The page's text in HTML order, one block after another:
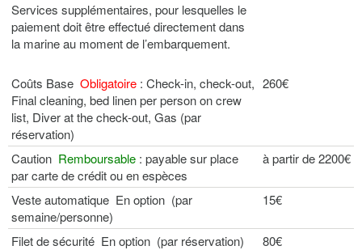
Services supplémentaires, pour lesquelles le
paiement doit être effectué directement dans
la marine au moment de l’embarquement.
Coûts Base Obligatoire : Check-in, check-out,
Final cleaning, bed linen per person on crew
list, Diver at the check-out, Gas (par
réservation)
260€
Caution Remboursable : payable sur place
par carte de crédit ou en espèces
à partir de 2200€
Veste automatique En option (par
semaine/personne)
15€
Filet de sécurité En option (par réservation) 80€